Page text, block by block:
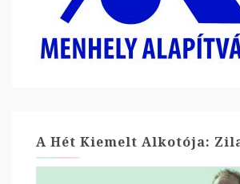
A Hét Kiemelt Alkotója: